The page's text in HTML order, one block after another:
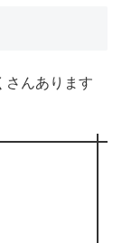
さんあります